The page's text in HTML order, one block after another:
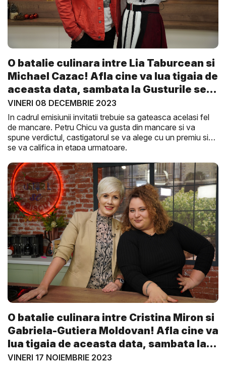
O batalie culinara intre Lia Taburcean si
Michael Cazac! Afla cine va lua tigaia de
aceasta data, sambata la Gusturile se
D...
VINERI 08 DECEMBRIE 2023
In cadrul emisiunii invitatii trebuie sa gateasca acelasi fel
de mancare. Petru Chicu va gusta din mancare si va
spune verdictul, castigatorul se va alege cu un premiu si
se va califica in etapa urmatoare.
O batalie culinara intre Cristina Miron si
Gabriela-Gutiera Moldovan! Afla cine va
lua tigaia de aceasta data, sambata la
G...
VINERI 17 NOIEMBRIE 2023